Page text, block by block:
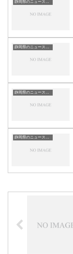
静岡県のニュース一覧